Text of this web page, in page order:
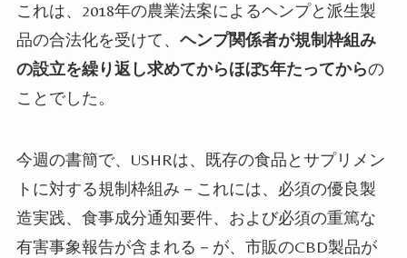
これは、 2018年の農業法案によるヘンプと派生製
品の合法化を受けて、 ヘンプ関係者が規制枠組み
の設立を繰り返し求めてからほぼ5年たってからの
ことでした。
今週の書簡で、 USHRは、既存の食品とサプリメン
トに対する規制枠組み－これには、必須の優良製
造実践、食事成分通知要件、および必須の重篤な
有害事象報告が含まれる－が、市販のCBD製品が